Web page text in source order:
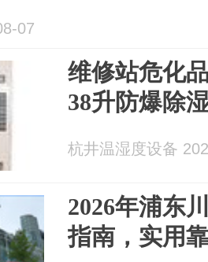
07
维修站危化
38升防爆除
杭井温湿度设备
2026年浦东
指南，实用